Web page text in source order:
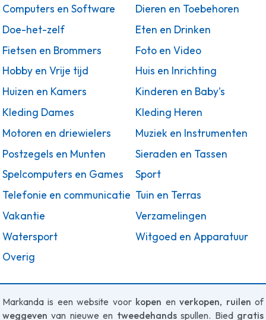
Computers en Software
Dieren en Toebehoren
Doe-het-zelf
Eten en Drinken
Fietsen en Brommers
Foto en Video
Hobby en Vrije tijd
Huis en Inrichting
Huizen en Kamers
Kinderen en Baby's
Kleding Dames
Kleding Heren
Motoren en driewielers
Muziek en Instrumenten
Postzegels en Munten
Sieraden en Tassen
Spelcomputers en Games
Sport
Telefonie en communicatie Tuin en Terras
Vakantie
Verzamelingen
Watersport
Witgoed en Apparatuur
Overig
Markanda is een website voor kopen enverkopen, ruilen of
weggeven van nieuwe en tweedehandsspullen. Bied gratis